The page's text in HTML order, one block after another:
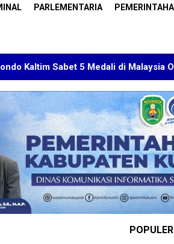
PARLEMENTARIA
di Malaysia Open 2026
POPULER